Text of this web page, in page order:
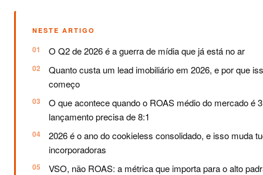
NESTE ARTIGO
O Q2 de 2026 é a guerra de mídia que já está no ar
Quanto custa um lead imobiliário em 2026, e por que
começo
O que acontece quando o ROAS médio do mercado é
lançamento precisa de 8:1
2026 é o ano do cookieless consolidado, e isso muda
incorporadoras
VSO, não ROAS: a métrica que importa para o alto